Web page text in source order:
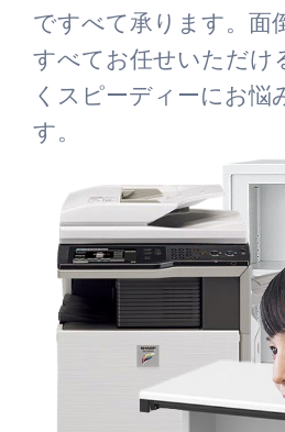
ですべて承ります。面
すべてお任せいただけ
くスピーディーにお悩
す。